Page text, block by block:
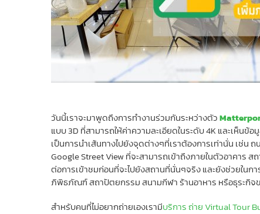
วันนี้เราจะมาพูดถึงการทำงานร่วมกันระหว่างตัว
แบบ 3D ที่สามารถให้ค่าความละเอียดในระดับ 4K และเห็นข้
เป็นการนำเส้นทางไปยังจุดต่างๆที่เราต้องการเท่านั่น เช่น
Google Street View ที่จะสามารถเข้าถึงภายในตัวอาคาร
ต่อการเข้าชมก่อนที่จะไปยังสถานที่นั่นๆจริง และยังช่วยใน
ภิพิธภัณฑ์ สถาปัตยกรรม สนามกีฬา ร้านอาหาร หรือธุระกิจ
สำหรับคนที่ไม่อยากถ่ายเองเรามีบริการ ถ่าย Virtual Tour